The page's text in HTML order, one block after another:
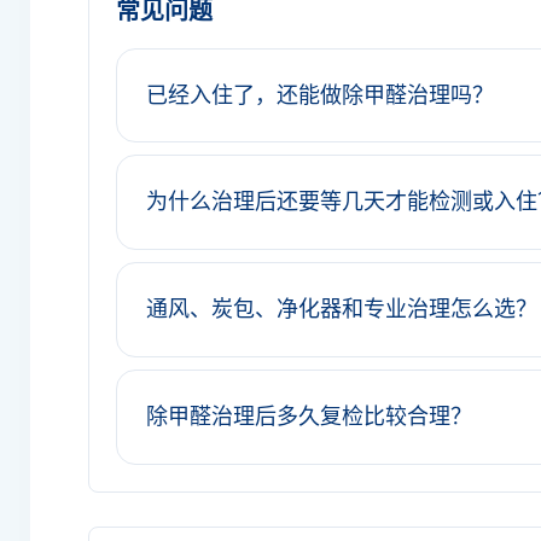
常见问题
已经入住了，还能做除甲醛治理吗？
为什么治理后还要等几天才能检测或入
通风、炭包、净化器和专业治理怎么选？
除甲醛治理后多久复检比较合理？